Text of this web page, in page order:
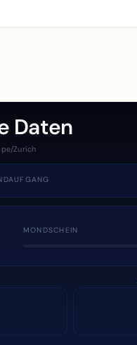
Daten
Zurich
MONDSCHEIN